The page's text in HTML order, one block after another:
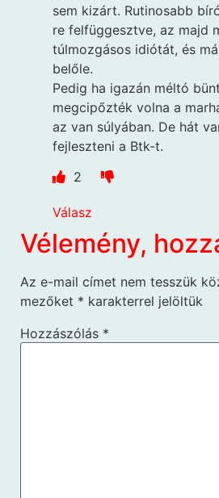
sem kizárt. Rutinosabb
re felfüggesztve, az majd
túlmozgásos idiótát, és
belőle.
Pedig ha igazán méltó
megcipőzték volna a
az van súlyában. De hát
fejleszteni a Btk-t.
2
Válasz
Vélemény,
Az e-mail címet nem tesszük
mezőket * karakterrel jelöltük
Hozzászólás *